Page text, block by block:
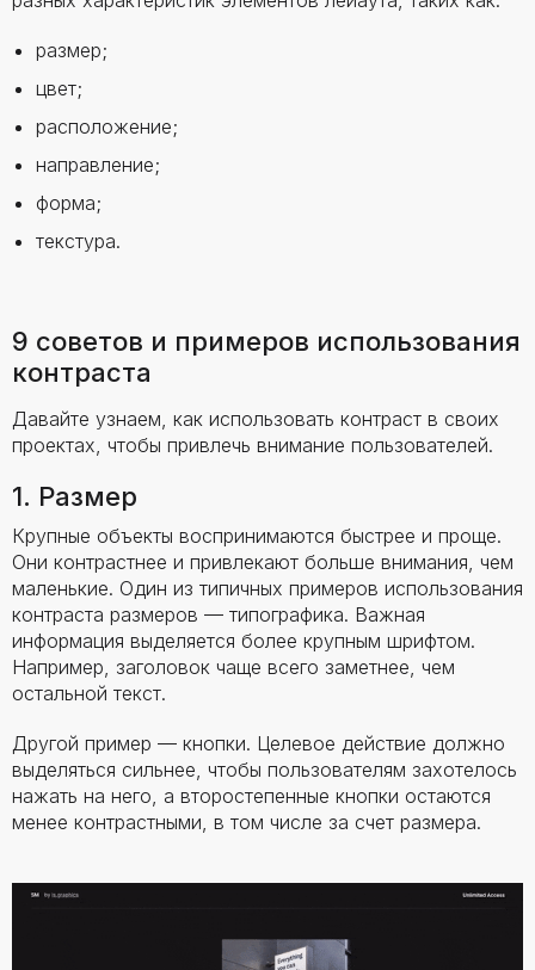
размер;
цвет;
расположение;
направление;
форма;
текстура.
9 советов и примеров использования
контраста
Давайте узнаем, как использовать контраст в своих
проектах, чтобы привлечь внимание пользователей.
1. Размер
Крупные объекты воспринимаются быстрее и проще.
Они контрастнее и привлекают больше внимания, чем
маленькие. Один из типичных примеров использования
контраста размеров — типографика. Важная
информация выделяется более крупным шрифтом.
Например, заголовок чаще всего заметнее, чем
остальной текст.
Другой пример — кнопки. Целевое действие должно
выделяться сильнее, чтобы пользователям захотелось
нажать на него, а второстепенные кнопки остаются
менее контрастными, в том числе за счет размера.